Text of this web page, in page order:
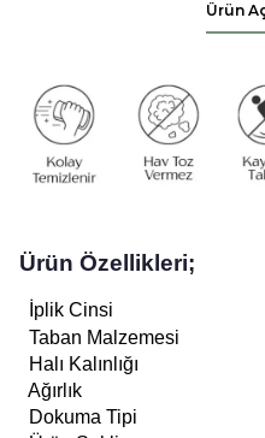
Ürün
Ürün Özellikleri;
İplik Cinsi
Taban Malzemesi
Halı Kalınlığı
Ağırlık
Dokuma Tipi